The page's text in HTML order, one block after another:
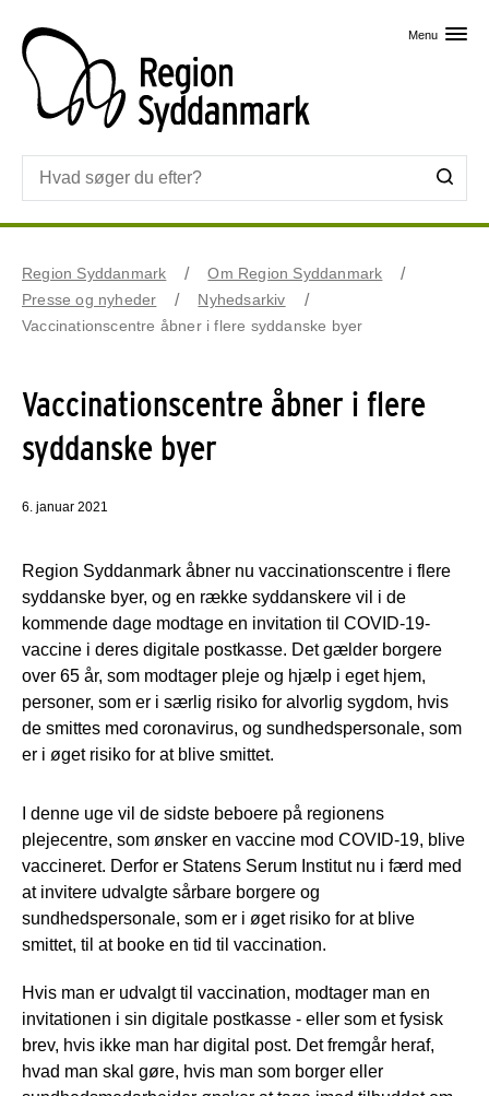
Menu
Region Syddanmark
Om Region Syddanmark
Presse og nyheder
Nyhedsarkiv
Vaccinationscentre åbner i flere syddanske byer
Vaccinationscentre åbner i flere
syddanske byer
6. januar 2021
Region Syddanmark åbner nu vaccinationscentre i flere
syddanske byer, og en række syddanskere vil i de
kommende dage modtage en invitation til COVID-19-
vaccine i deres digitale postkasse. Det gælder borgere
over 65 år, som modtager pleje og hjælp i eget hjem,
personer, som er i særlig risiko for alvorlig sygdom, hvis
de smittes med coronavirus, og sundhedspersonale, som
er i øget risiko for at blive smittet.
I denne uge vil de sidste beboere på regionens
plejecentre, som ønsker en vaccine mod COVID-19, blive
vaccineret. Derfor er Statens Serum Institut nu i færd med
at invitere udvalgte sårbare borgere og
sundhedspersonale, som er i øget risiko for at blive
smittet, til at booke en tid til vaccination.
Hvis man er udvalgt til vaccination, modtager man en
invitationen i sin digitale postkasse - eller som et fysisk
brev, hvis ikke man har digital post. Det fremgår heraf,
hvad man skal gøre, hvis man som borger eller